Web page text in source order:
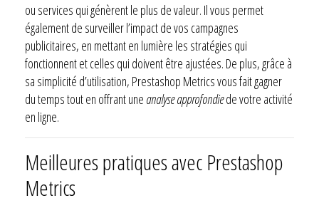
ou services qui génèrent le plus de valeur. Il vous permet
également de surveiller l’impact de vos campagnes
publicitaires, en mettant en lumière les stratégies qui
fonctionnent et celles qui doivent être ajustées. De plus, grâce à
sa simplicité d’utilisation, Prestashop Metrics vous fait gagner
du temps tout en offrant une analyse approfondiede votre activité
en ligne.
Meilleures pratiques avec Prestashop
Metrics